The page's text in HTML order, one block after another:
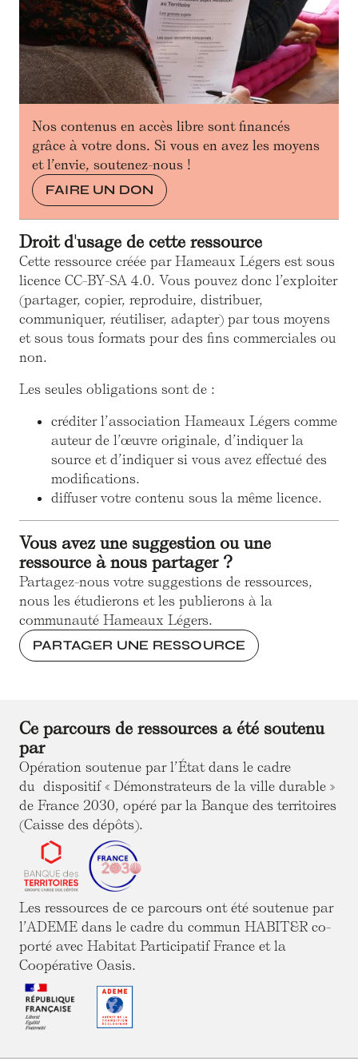
Nos contenus en accès libre sont financés
grâce à votre dons. Si vous en avez les moyens
et l’envie, soutenez-nous !
FAIRE UN DON
Droit d'usage de cette ressource
Cette ressource créée par Hameaux Légers est sous
licence CC-BY-SA 4.0. Vous pouvez donc l’exploiter
(partager, copier, reproduire, distribuer,
communiquer, réutiliser, adapter) par tous moyens
et sous tous formats pour des fins commerciales ou
non.
Les seules obligations sont de :
créditer l’association Hameaux Légers comme
auteur de l’œuvre originale, d’indiquer la
source et d’indiquer si vous avez effectué des
modifications.
diffuser votre contenu sous la même licence.
Vous avez une suggestion ou une
ressource à nous partager ?
Partagez-nous votre suggestions de ressources,
nous les étudierons et les publierons à la
communauté Hameaux Légers.
PARTAGER UNE RESSOURCE
Ce parcours de ressources a été soutenu
par
Opération soutenue par l’État dans le cadre
du dispositif « Démonstrateurs de la ville durable »
de France 2030, opéré par la Banque des territoires
(Caisse des dépôts).
Les ressources de ce parcours ont été soutenue par
l’ADEME dans le cadre du commun HABIT&R co-
porté avec Habitat Participatif France et la
Coopérative Oasis.